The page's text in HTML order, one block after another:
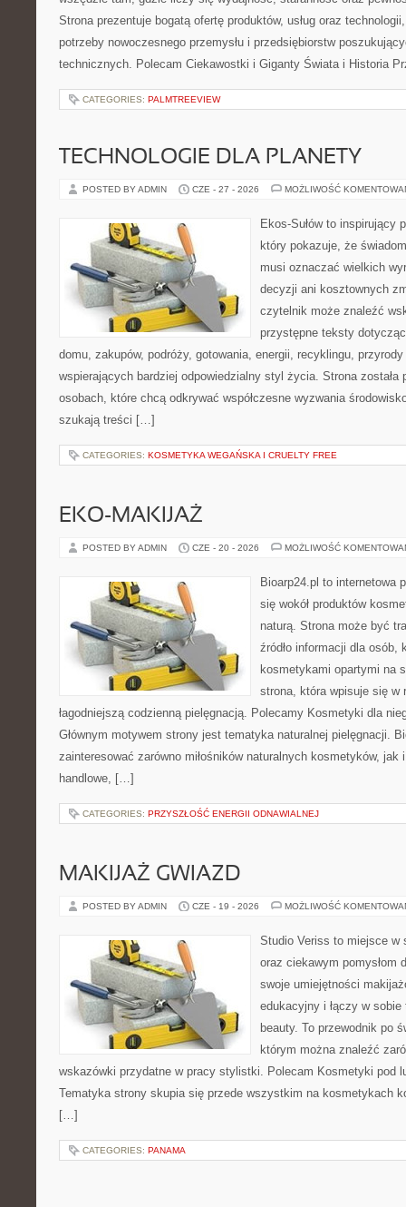
Strona prezentuje bogatą ofertę produktów, usług oraz
potrzeby nowoczesnego przemysłu i przedsiębiorstw
technicznych. Polecam Ciekawostki i Giganty Świata i Historia
CATEGORIES: PALMTREEVIEW
TECHNOLOGIE DLA PLANETY
POSTED BY ADMIN CZE - 27 - 2026 MOŻLIWOŚĆ
Ekos-Sułów to inspirujący
który pokazuje, że
musi oznaczać wielkich
decyzji ani kosztownych
czytelnik może znaleźć
przystępne teksty
domu, zakupów, podróży, gotowania, energii, recyklingu,
wspierających bardziej odpowiedzialny styl życia. Strona została
osobach, które chcą odkrywać współczesne wyzwania
szukają treści […]
CATEGORIES: KOSMETYKA WEGAŃSKA I CRUELTY FREE
EKO-MAKIJAŻ
POSTED BY ADMIN CZE - 20 - 2026 MOŻLIWOŚĆ
Bioarp24.pl to internetowa
się wokół produktów
naturą. Strona może być
źródło informacji dla osób,
kosmetykami opartymi na
strona, która wpisuje się w
łagodniejszą codzienną pielęgnacją. Polecamy Kosmetyki dla
Głównym motywem strony jest tematyka naturalnej pielęgnacji.
zainteresować zarówno miłośników naturalnych kosmetyków, jak
handlowe, […]
CATEGORIES: PRZYSZŁOŚĆ ENERGII ODNAWIALNEJ
MAKIJAŻ GWIAZD
POSTED BY ADMIN CZE - 19 - 2026 MOŻLIWOŚĆ
Studio Veriss to miejsce w
oraz ciekawym pomysłom
swoje umiejętności
edukacyjny i łączy w
beauty. To przewodnik po
którym można znaleźć
wskazówki przydatne w pracy stylistki. Polecam Kosmetyki pod
Tematyka strony skupia się przede wszystkim na kosmetykach
[…]
CATEGORIES: PANAMA